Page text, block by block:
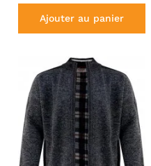
Ajouter au panier